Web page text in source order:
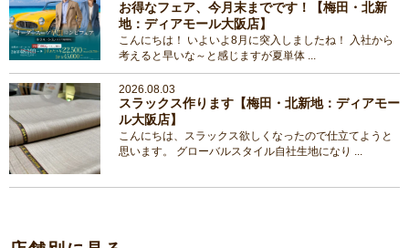
お得なフェア、今月末までです！【梅田・北新
地：ディアモール大阪店】
こんにちは！ いよいよ8月に突入しましたね！ 入社から
考えると早いな～と感じますが夏単体 ...
2026.08.03
スラックス作ります【梅田・北新地：ディアモー
ル大阪店】
こんにちは、スラックス欲しくなったので仕立てようと
思います。 グローバルスタイル自社生地になり ...